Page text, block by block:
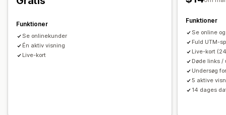
Visualiseringer og rapporter
Heatmaps
Kontrolpanel med analyser
Tilpassede kontrolpaneler
Historisk analyse
Funktioner
Se onlinekunder
Én aktiv visning
Live-kort
Funktioner
Se online
Fuld UTM-
Live-kort
Døde links /
Undersøg
5 aktive
14 dages